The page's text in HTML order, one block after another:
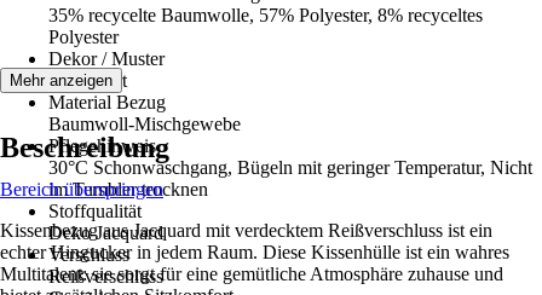
35% recycelte Baumwolle, 57% Polyester, 8% recyceltes
Polyester
Dekor / Muster
Gemustert
Material Bezug
Baumwoll-Mischgewebe
Pflegehinweis
30°C Schonwaschgang, Bügeln mit geringer Temperatur, Nicht
im Tumbler trocknen
Stoffqualität
Deko Jacquard
Verschluss
Reißverschluss
Mehr anzeigen
Beschreibung
Bereich überspringen
Kissenbezug aus Jacquard mit verdecktem Reißverschluss ist ein
echter Hingucker in jedem Raum. Diese Kissenhülle ist ein wahres
Multitalent: sie sorgt für eine gemütliche Atmosphäre zuhause und